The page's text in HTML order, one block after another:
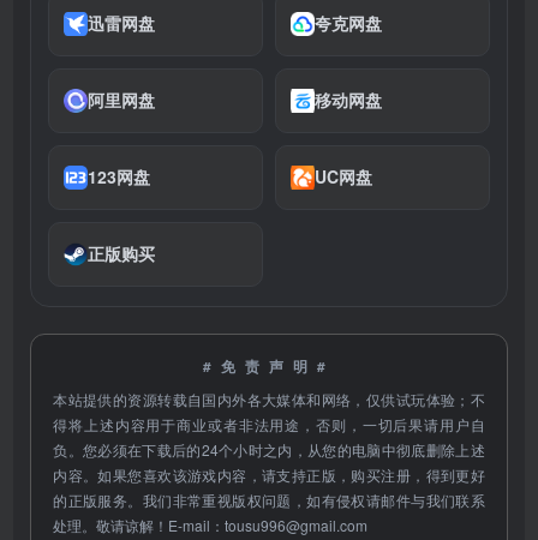
迅雷网盘 夸克网盘
阿里网盘 移动网盘
123网盘 UC网盘
正版购买
#免责声明#
本站提供的资源转载自国内外各大媒体和网络，仅供试玩体验；不
得将上述内容用于商业或者非法用途，否则，一切后果请用户自
负。您必须在下载后的24个小时之内，从您的电脑中彻底删除上述
内容。如果您喜欢该游戏内容，请支持正版，购买注册，得到更好
的正版服务。我们非常重视版权问题，如有侵权请邮件与我们联系
处理。敬请谅解！E-mail：tousu996@gmail.com